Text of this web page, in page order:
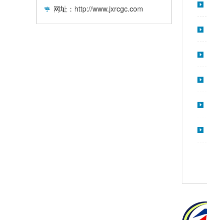
网址：http://www.jxrcgc.com